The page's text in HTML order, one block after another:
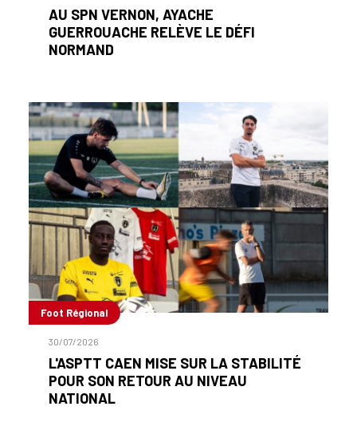
AU SPN VERNON, AYACHE
GUERROUACHE RELÈVE LE DÉFI
NORMAND
Foot Régional
30/07/2026
L'ASPTT CAEN MISE SUR LA STABILITÉ
POUR SON RETOUR AU NIVEAU
NATIONAL